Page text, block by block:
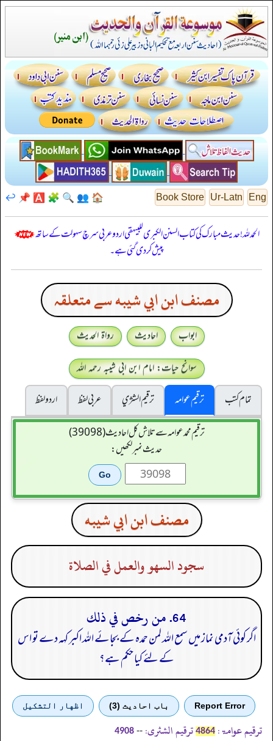
Eng
Ur-Latn
Book Store
🏠
👥
🔍
🧩
🅰️
📌
↩️
الحمدللہ! حدیث مبارک کی کتاب السنن الكبرى للبيهقي اردو عربی سرچ سہولت کے ساتھ
پیش کر دی گئی ہے۔
مصنف ابن ابي شيبه سے متعلقہ
ابواب احادیث
رواۃ الحدیث
سوانح حیات: امام ابن ابی شیبہ رحمہ اللہ
تمام کتب
ترقیم عوامہ ترقيم الشژي عربی لفظ
اردو لفظ
ترقیم محمدعوامہ سے تلاش کل احادیث (39098)
حدیث نمبر لکھیں:
مصنف ابن ابي شيبه
سجود السهو والعمل في الصلاة
64. من رخص في ذلك
اگر کوئی آدمی نماز میں سمع اللہ لمن حمدہ کے بجائے اللہ اکبر کہہ دے تو اس
کے لئے کیا حکم ہے؟
Report Error باب احادیث (3) اظهار التشكيل
ترقیم عوامۃ: 4864 ترقیم الشثری: --
4908